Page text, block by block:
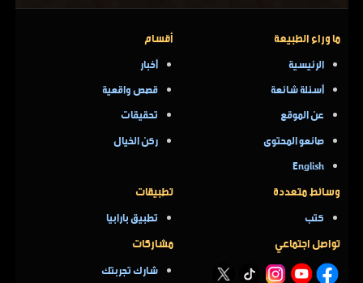
ما وراء الطبيعة
الرئيسية
أسئلة شائعة
عن الموقع
صانعو المحتوى
English
أقسام
أخبار
قصص واقعية
تحقيقات
ركن الخيال
وسائط متعددة
كتب
تطبيقات
تطبيق بارابيا
تواصل اجتماعي مشاركات
شارك تجربتك